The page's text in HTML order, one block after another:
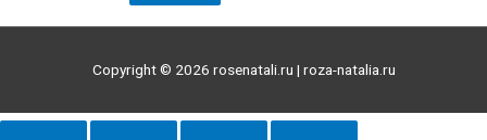
Copyright © 2026 rosenatali.ru | roza-natalia.ru